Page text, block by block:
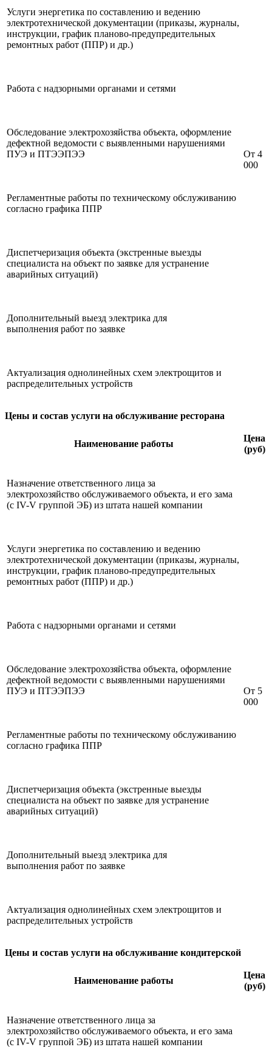
От 4
000
Услуги энергетика по составлению и ведению
электротехнической документации (приказы, журналы,
инструкции, график планово-предупредительных
ремонтных работ (ППР) и др.)
Работа с надзорными органами и сетями
Обследование электрохозяйства объекта, оформление
дефектной ведомости с выявленными нарушениями
ПУЭ и ПТЭЭПЭЭ
Регламентные работы по техническому обслуживанию
согласно графика ППР
Диспетчеризация объекта (экстренные выезды
специалиста на объект по заявке для устранение
аварийных ситуаций)
Дополнительный выезд электрика для
выполнения работ по заявке
Актуализация однолинейных схем электрощитов и
распределительных устройств
Цены и состав услуги на обслуживание ресторана
Наименование работы
Цена
(руб)
Назначение ответственного лица за
электрохозяйство обслуживаемого объекта, и его зама
(с IV-V группой ЭБ) из штата нашей компании
От 5
000
Услуги энергетика по составлению и ведению
электротехнической документации (приказы, журналы,
инструкции, график планово-предупредительных
ремонтных работ (ППР) и др.)
Работа с надзорными органами и сетями
Обследование электрохозяйства объекта, оформление
дефектной ведомости с выявленными нарушениями
ПУЭ и ПТЭЭПЭЭ
Регламентные работы по техническому обслуживанию
согласно графика ППР
Диспетчеризация объекта (экстренные выезды
специалиста на объект по заявке для устранение
аварийных ситуаций)
Дополнительный выезд электрика для
выполнения работ по заявке
Актуализация однолинейных схем электрощитов и
распределительных устройств
Цены и состав услуги на обслуживание кондитерской
Наименование работы
Цена
(руб)
Назначение ответственного лица за
электрохозяйство обслуживаемого объекта, и его зама
(с IV-V группой ЭБ) из штата нашей компании